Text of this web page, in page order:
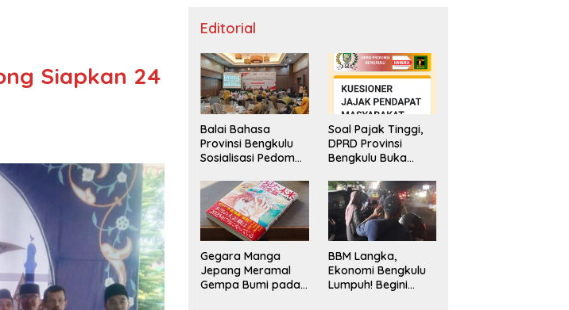
Siapkan 24
Editorial
Balai Bahasa
Provinsi Bengkulu
Sosialisasi Pedoman
Penggunaan
Bahasa Indonesia
Soal Pajak Tinggi,
DPRD Provinsi
Bengkulu Buka
Pengaduan
Masyarakat
Gegara Manga
Jepang Meramal
Gempa Bumi pada
BBM Langka,
Ekonomi Bengkulu
Lumpuh! Begini